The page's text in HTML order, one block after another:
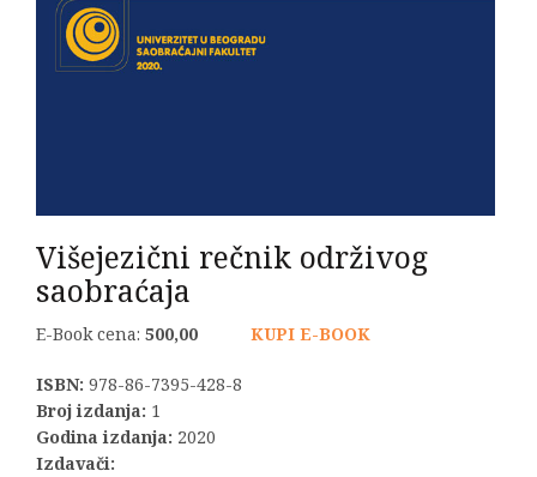
Višejezični rečnik održivog
saobraćaja
E-Book cena: 500,00 KUPI E-BOOK
ISBN: 978-86-7395-428-8
Broj izdanja: 1
Godina izdanja: 2020
Izdavači: